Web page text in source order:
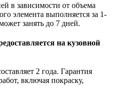
в зависимости от объема
элемента выполняется за 1-
занять до 7 дней.
на кузовной
2 года. Гарантия
включая покраску,